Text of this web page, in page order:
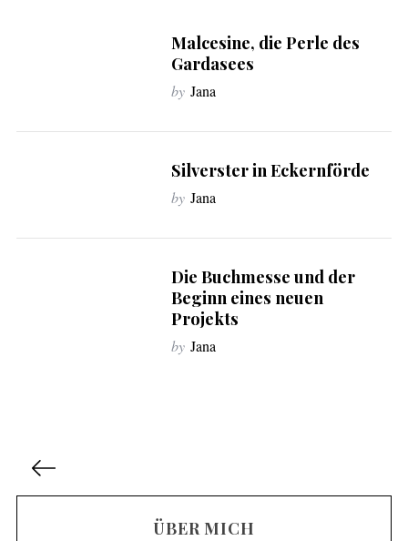
Malcesine, die Perle des
Gardasees
by Jana
Silverster in Eckernförde
by Jana
Die Buchmesse und der
Beginn eines neuen
Projekts
by Jana
ÜBER MICH